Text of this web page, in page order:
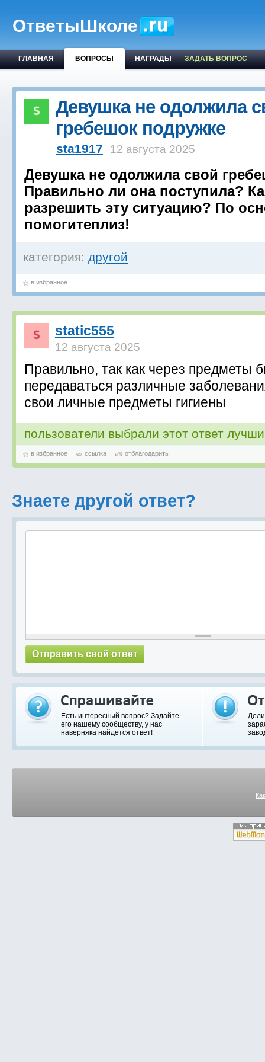
ОтветыШколе
ГЛАВНАЯ ВОПРОСЫ НАГРАДЫ ЗАДАТЬ ВОПРОС
Девушка не одолжила
гребешок подружке
sta1917 12 августа 2025
Девушка не одолжила свой
Правильно ли она поступила?
разрешить эту ситуацию? По
помогитеплиз!
категория: другой
в избранное
static555
12 августа 2025
Правильно, так как через предметы
передаваться различные
свои личные предметы гигиены
пользователи выбрали этот ответ
в избранное ссылка отблагодарить
Знаете другой ответ?
Есть интересный вопрос? Задайте
его нашему сообществу, у нас
наверняка найдется ответ!